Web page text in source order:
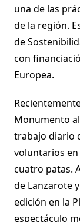
una de las
de la región.
de
con
Europea.
Monumento
trabajo diario
voluntarios
cuatro patas.
de Lanzarote
edición en la
espectáculo